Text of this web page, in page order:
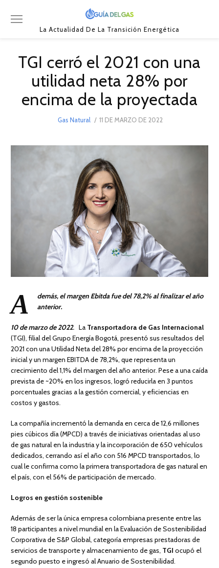
La Actualidad De La Transición Energética
TGI cerró el 2021 con una
utilidad neta 28% por
encima de la proyectada
Gas Natural
POSTED
11 DE MARZO DE 2022
A demás, el margen Ebitda fue del 78,2% al finalizar el año
anterior.
10de marzo de 2022. La Transportadora de Gas Internacional
(TGI), filial del Grupo Energía Bogotá, presentó sus resultados del
2021 con una Utilidad Neta del 28% por encima de la proyección
inicial y un margen EBITDA de 78,2%, que representa un
crecimiento del 1,1% del margen del año anterior. Pese a una caída
prevista de ~20% en los ingresos, logró reducirla en 3 puntos
porcentuales gracias a la gestión comercial, y eficiencias en
costos y gastos.
La compañía incrementó la demanda en cerca de 12,6 millones
pies cúbicos día (MPCD) a través de iniciativas orientadas al uso
de gas natural en la industria y la incorporación de 650 vehículos
dedicados, cerrando así el año con 516 MPCD transportados, lo
cual le confirma como la primera transportadora de gas natural en
el país, con el 56% de participación de mercado.
Logros en gestión sostenible
Además de ser la única empresa colombiana presente entre las
18 participantes a nivel mundial en la Evaluación de Sostenibilidad
Corporativa de S&P Global, categoría empresas prestadoras de
servicios de transporte y almacenamiento de gas, TGIocupó el
segundo puesto e ingresó al Anuario de Sostenibilidad.